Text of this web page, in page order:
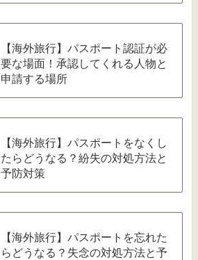
【海外旅行】パスポート認証が必
要な場面！承認してくれる人物と
申請する場所
【海外旅行】パスポートをなくし
たらどうなる？紛失の対処方法と
予防対策
【海外旅行】パスポートを忘れた
らどうなる？失念の対処方法と予